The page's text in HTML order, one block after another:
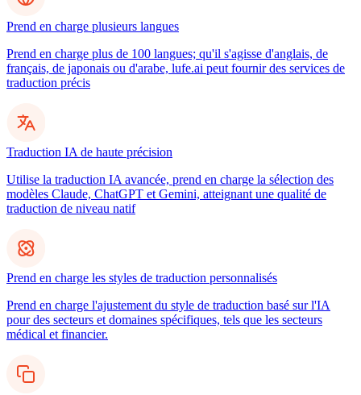
Prend en charge plusieurs langues
Prend en charge plus de 100 langues; qu'il s'agisse d'anglais, de
français, de japonais ou d'arabe, lufe.ai peut fournir des services de
traduction précis
Traduction IA de haute précision
Utilise la traduction IA avancée, prend en charge la sélection des
modèles Claude, ChatGPT et Gemini, atteignant une qualité de
traduction de niveau natif
Prend en charge les styles de traduction personnalisés
Prend en charge l'ajustement du style de traduction basé sur l'IA
pour des secteurs et domaines spécifiques, tels que les secteurs
médical et financier.